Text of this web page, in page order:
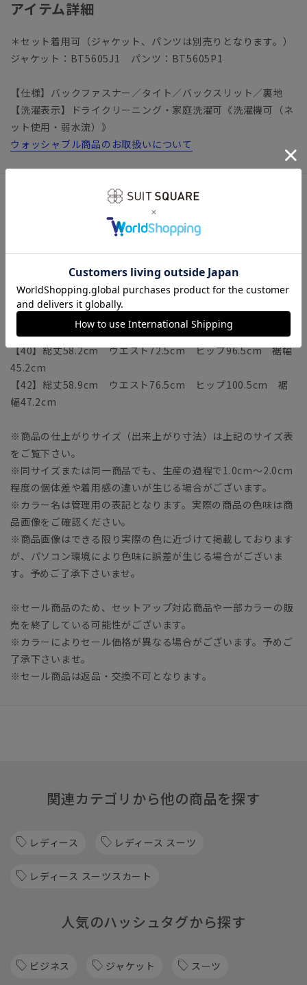
アイテム詳細
＊セット着用可（ジャケット、パンツは別売りとなります。）
ジャケット：BT5605J1 パンツ：BT5605P1
【仕様】バックファスナー／タイト／バックスリット／裏地
【洗濯表示】ドライクリーニング・家庭洗濯可《洗濯機可（ネ
ット使用・弱水流）》
ウォッシャブル商品のお取扱いについて
モデル：163cm B80cm W58cm H87cm
【36】総丈56.8cm ウエスト66.0cm ヒップ90.0cm 裾幅
42.0cm
【38】総丈57.5cm ウエスト69.0cm ヒップ93.0cm 裾幅
43.5cm
【40】総丈58.2cm ウエスト72.5cm ヒップ96.5cm 裾幅
45.2cm
【42】総丈58.9cm ウエスト76.5cm ヒップ100.5cm 裾
幅47.2cm
※商品の仕上がりサイズ（出来上がり寸法）は上記のサイズ表
をご覧下さい。
※同サイズまたは同一商品でも、生産の過程で1.0cm～2.0cm
程度の個体差や着用感の違いが生じる場合がございます。
※カラー名は管理用の表記となります。実際の商品の色味は商
品画像をご確認ください。
※商品画像はできる限り実際の色に近づけて掲載しております
が、パソコン環境により色味に誤差が生じる場合がございま
す。予めご了承下さいませ。
※セール商品のため、セットアップ対応商品や一部カラーの販
売を終了している可能性がございます。
※カラーによりセール価格が異なる場合がございます。予めご
了承下さいませ。
※セール商品は返品・交換不可となります。
関連カテゴリから他の商品を探す
レディース レディース スーツ
レディース スーツスカート
人気のハッシュタグから探す
ビジネス ジャケット スーツ